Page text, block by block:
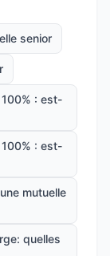
senior
: est-
: est-
mutuelle
quelles